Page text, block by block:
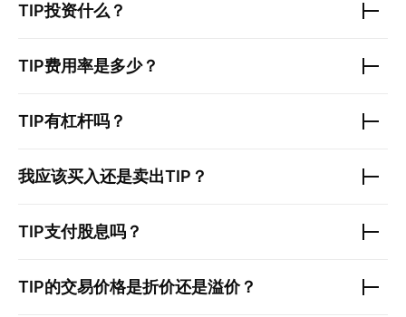
TIP投资什么？
TIP费用率是多少？
TIP有杠杆吗？
我应该买入还是卖出TIP ？
TIP支付股息吗？
TIP的交易价格是折价还是溢价？